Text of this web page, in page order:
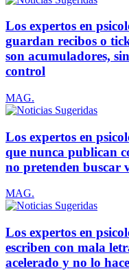
Los expertos en
guardan recibos o
son acumuladores,
control
MAG.
Los expertos en
que nunca publican
no pretenden buscar
MAG.
Los expertos en
escriben con mala
acelerado y no lo